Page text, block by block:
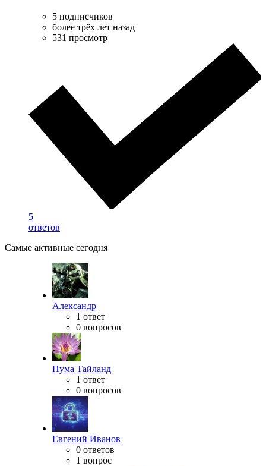
5 подписчиков
более трёх лет назад
531 просмотр
5
ответов
Самые активные сегодня
Александр
1 ответ
0 вопросов
Пума Тайланд
1 ответ
0 вопросов
Евгений Иванов
0 ответов
1 вопрос